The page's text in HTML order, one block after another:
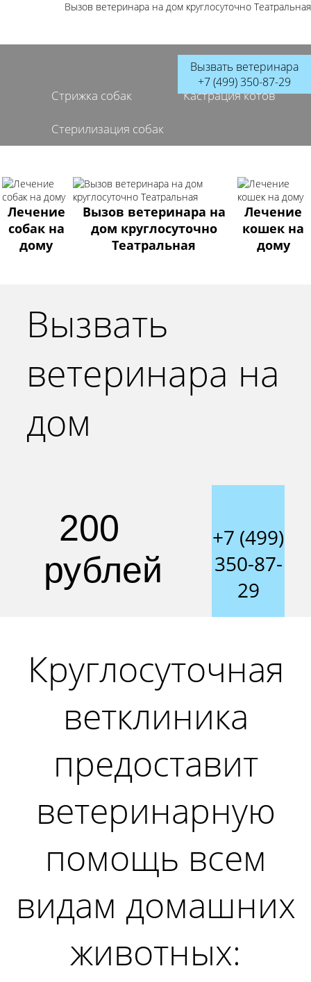
Вызов ветеринара на дом круглосуточно Театральная
Стрижка собак Кастрация котов
Стерилизация собак
Вызвать ветеринара
+7 (499) 350-87-29
Лечение
собак на
дому
Вызов ветеринара на
дом круглосуточно
Театральная
Лечение
кошек на
дому
Вызвать
ветеринара на
дом
200
рублей
+7 (499)
350-87-
29
Круглосуточная
ветклиника
предоставит
ветеринарную
помощь всем
видам домашних
животных: